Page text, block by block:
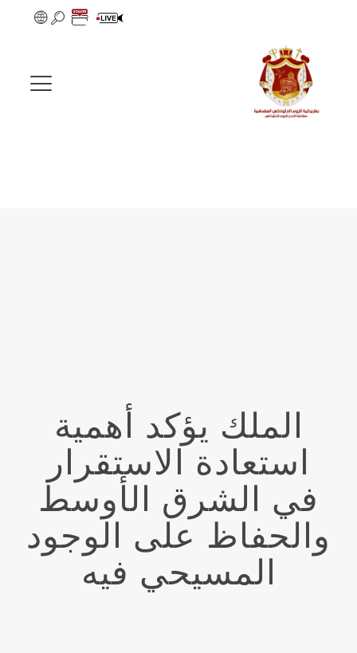
الملك يؤكد أهمية
استعادة الاستقرار
في الشرق الأوسط
والحفاظ على الوجود
المسيحي فيه